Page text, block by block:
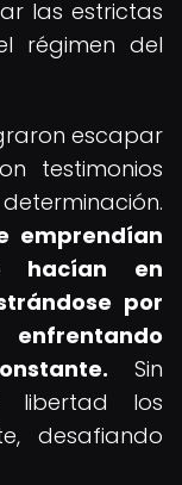
las estrictas
régimen del
escapar
testimonios
emprendían
hacían en
por
Sin
libertad los
desafiando